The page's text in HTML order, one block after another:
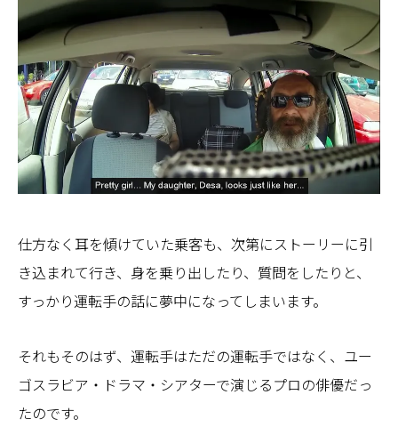
仕方なく耳を傾けていた乗客も、次第にストーリーに引
き込まれて行き、身を乗り出したり、質問をしたりと、
すっかり運転手の話に夢中になってしまいます。
それもそのはず、運転手はただの運転手ではなく、ユー
ゴスラビア・ドラマ・シアターで演じるプロの俳優だっ
たのです。